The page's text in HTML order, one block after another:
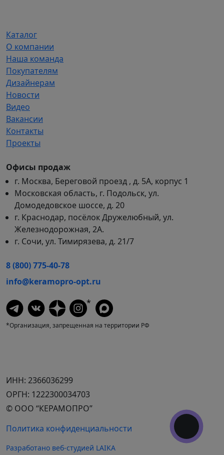
ИНН: 2366036299
ОРГН: 1222300034703
© ООО “КЕРАМОПРО”
Политика конфиденциальности
Разработано веб-студией LAIKA
Каталог
О компании
Наша команда
Покупателям
Дизайнерам
Новости
Видео
Вакансии
Контакты
Проекты
Офисы продаж
г. Москва, Береговой проезд , д. 5А, корпус 1
Московская область, г. Подольск, ул.
Домодедовское шоссе, д. 20
г. Краснодар, посёлок Дружелюбный, ул.
Железнодорожная, 2А.
г. Сочи, ул. Тимирязева, д. 21/7
8 (800) 775-40-78
info@keramopro-opt.ru
*
*Организация, запрещенная на территории РФ